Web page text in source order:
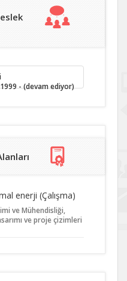
1999 - (devam ediyor)
enerji (Çalışma)
ve Mühendisliği,
ve proje çizimleri